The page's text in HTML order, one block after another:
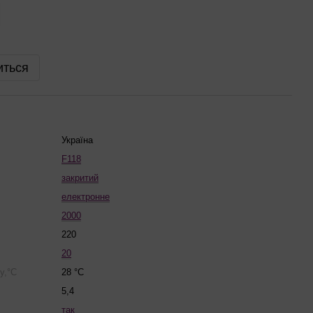
Україна
F118
закритий
електронне
2000
220
20
28 °C
5,4
так